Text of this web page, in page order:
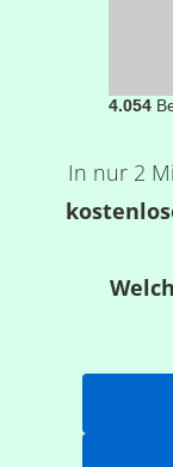
4.054
In nur 2